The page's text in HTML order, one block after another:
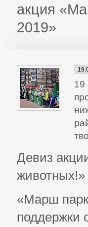
акция
2019»
19
Девиз
животных!»
«Марш
поддержки